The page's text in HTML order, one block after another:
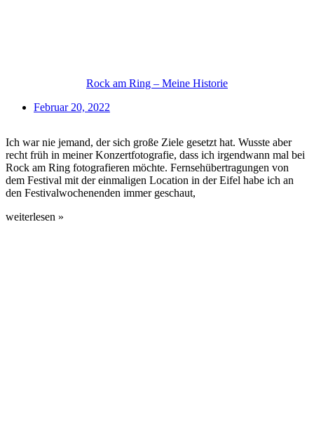
Rock am Ring – Meine Historie
Februar 20, 2022
Ich war nie jemand, der sich große Ziele gesetzt hat. Wusste aber
recht früh in meiner Konzertfotografie, dass ich irgendwann mal bei
Rock am Ring fotografieren möchte. Fernsehübertragungen von
dem Festival mit der einmaligen Location in der Eifel habe ich an
den Festivalwochenenden immer geschaut,
weiterlesen »